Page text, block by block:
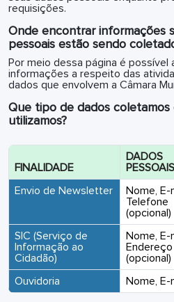
requisições.
Onde encontrar informações
pessoais estão sendo
Por meio dessa página é possível
informações a respeito das
dados que envolvem a Câmara
Que tipo de dados coletamos
utilizamos?
FINALIDADE
DADOS
PESSOAIS
Envio de Newsletter
Nome, E-
Telefone
(opcional)
SIC (Serviço de
Informação ao
Cidadão)
Nome, E-
Endereço
(opcional)
Ouvidoria Nome, E-